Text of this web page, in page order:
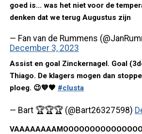
goed is... was het niet voor de
denken dat we terug Augustus zijn
— Fan van de Rummens
December 3, 2023
Assist en goal Zinckernagel. Goal
Thiago. De klagers mogen dan
ploeg. 😉💙🖤 #clusta
— Bart 🏆🏆🏆 (@Bart26327598)